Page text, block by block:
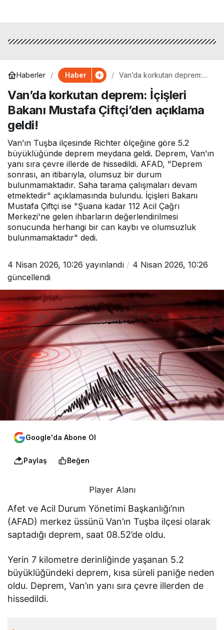
Haberler Haber
Van’da korkutan deprem:
Çiftçi’den açıklama geldi!
Van’da korkutan deprem: İçişleri
Bakanı Mustafa Çiftçi’den açıklama
geldi!
Van’ın Tuşba ilçesinde Richter ölçeğine göre 5.2
büyüklüğünde deprem meydana geldi. Deprem, Van’ın
yanı sıra çevre illerde de hissedildi. AFAD, "Deprem
sonrası, an itibarıyla, olumsuz bir durum
bulunmamaktadır. Saha tarama çalışmaları devam
etmektedir" açıklamasında bulundu. İçişleri Bakanı
Mustafa Çiftçi ise "Şuana kadar 112 Acil Çağrı
Merkezi'ne gelen ihbarların değerlendirilmesi
sonucunda herhangi bir can kaybı ve olumsuzluk
bulunmamaktadır" dedi.
4 Nisan 2026, 10:26 yayınlandı
4 Nisan 2026, 10:26
güncellendi
Google'da Abone Ol
Paylaş Beğen
Player Alanı
Afet ve Acil Durum Yönetimi Başkanlığı’nın
(AFAD) merkez üssünü Van’ın Tuşba ilçesi olarak
saptadığı deprem, saat 08.52’de oldu.
Yerin 7 kilometre derinliğinde yaşanan 5.2
büyüklüğündeki deprem, kısa süreli paniğe neden
oldu. Deprem, Van’ın yanı sıra çevre illerden de
hissedildi.